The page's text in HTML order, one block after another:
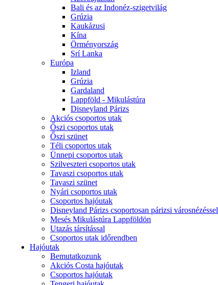
Bali és az Indonéz-szigetvilág
Grúzia
Kaukázusi
Kína
Örményország
Srí Lanka
Európa
Izland
Grúzia
Gardaland
Lappföld - Mikulástúra
Disneyland Párizs
Akciós csoportos utak
Őszi csoportos utak
Őszi szünet
Téli csoportos utak
Ünnepi csoportos utak
Szilveszteri csoportos utak
Tavaszi csoportos utak
Tavaszi szünet
Nyári csoportos utak
Csoportos hajóutak
Disneyland Párizs csoportosan párizsi városnézéssel
Mesés Mikulástúra Lappföldön
Utazás társítással
Csoportos utak időrendben
Hajóutak
Bemutatkozunk
Akciós Costa hajóutak
Csoportos hajóutak